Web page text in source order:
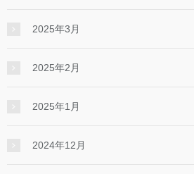
2025年3月
2025年2月
2025年1月
2024年12月